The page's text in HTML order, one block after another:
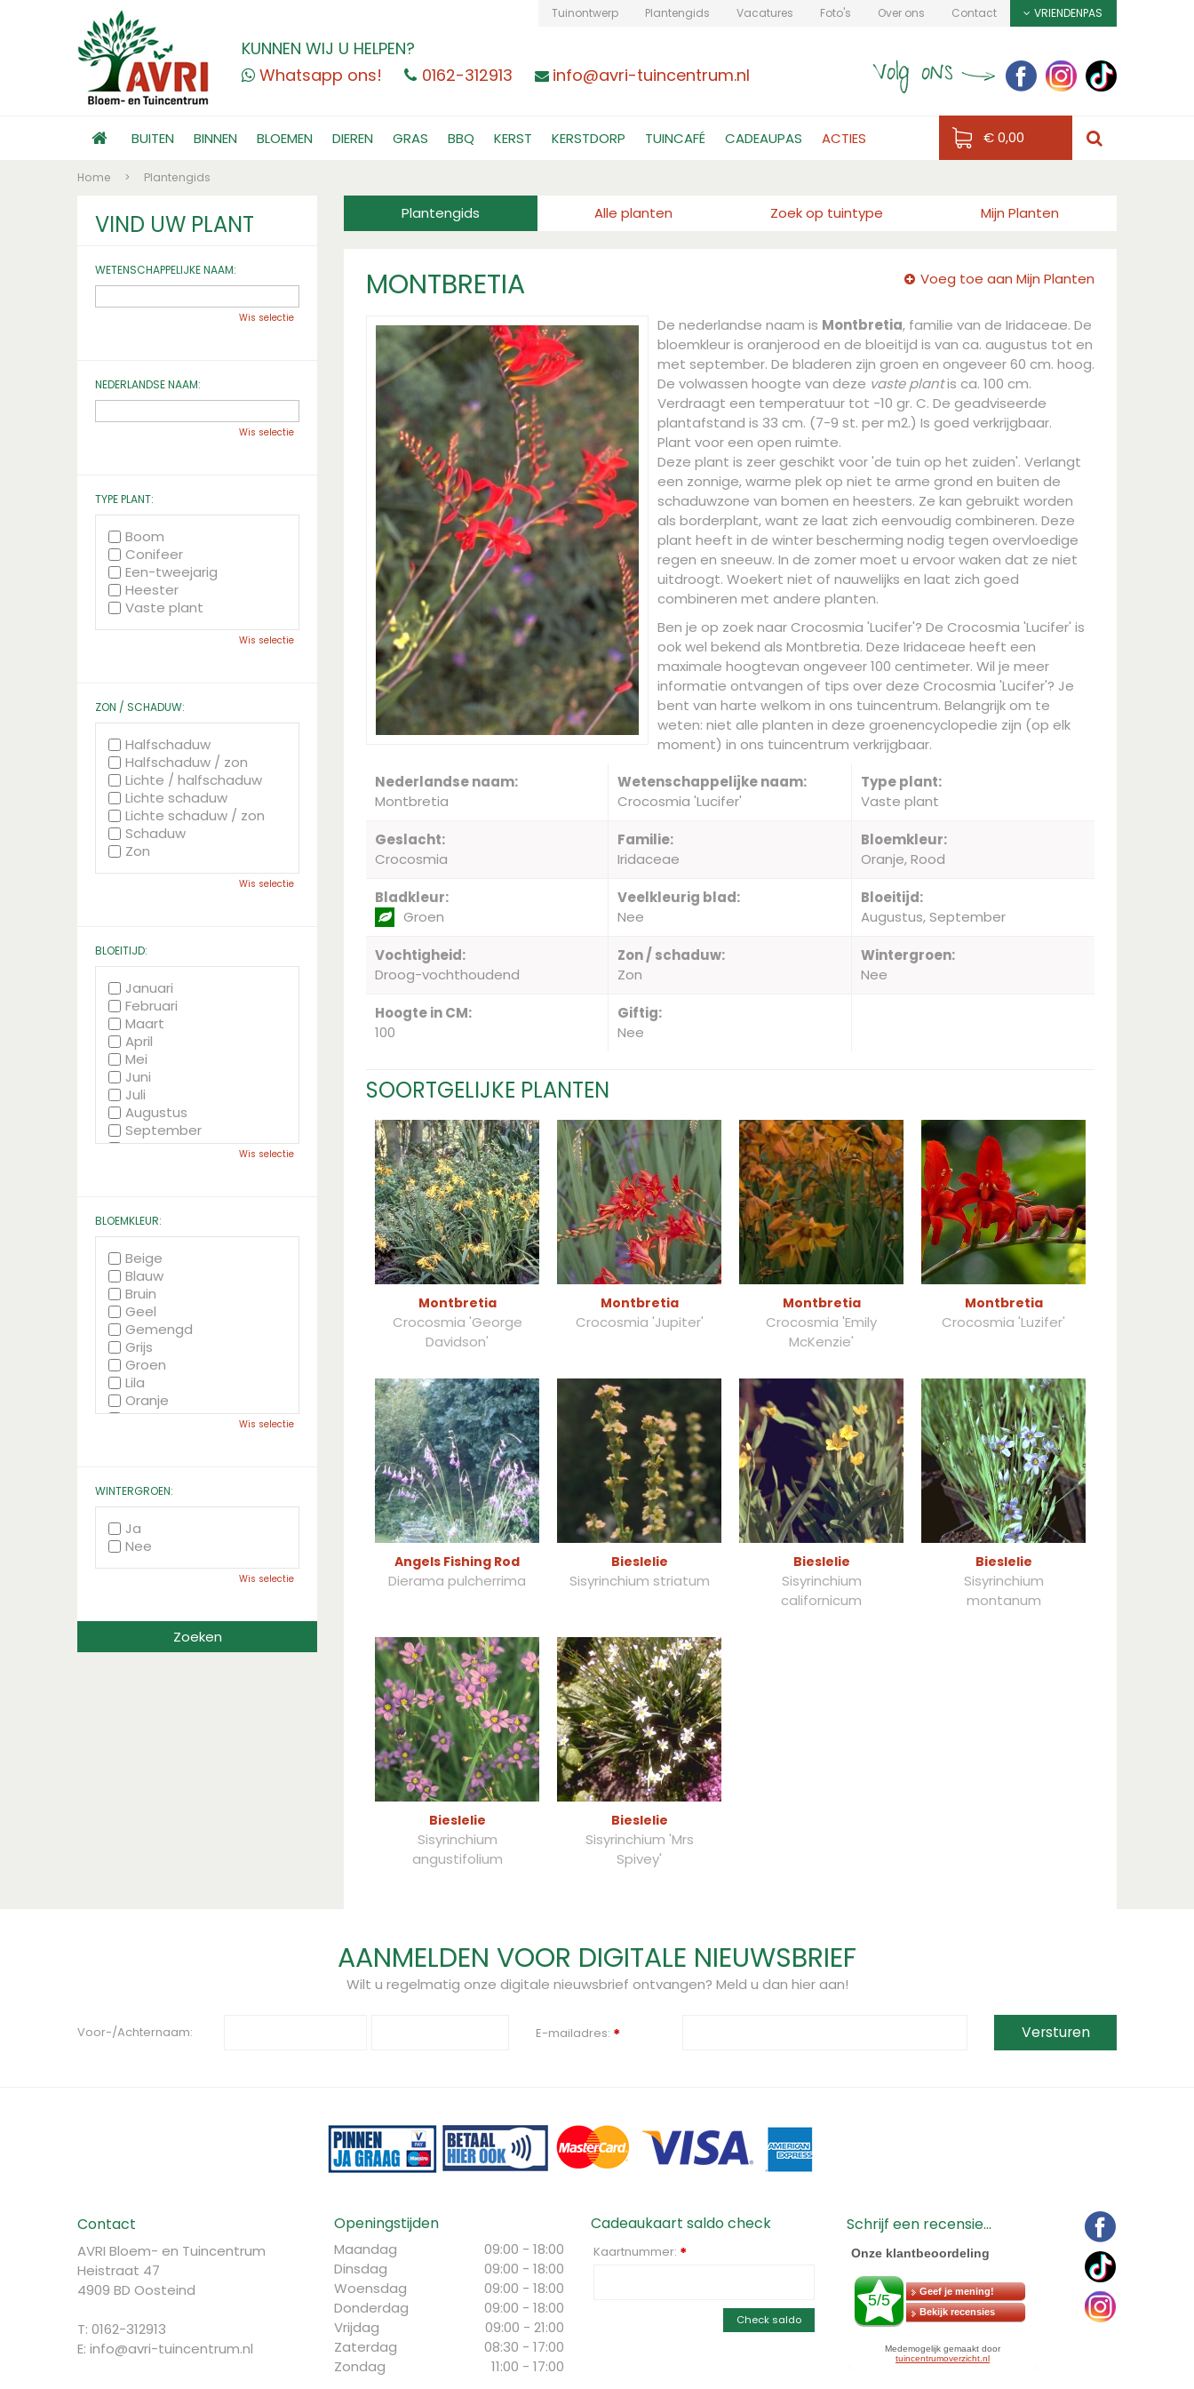
Home > Plantengids
KUNNEN WIJ U HELPEN?
Whatsapp ons!
0162-312913 info@avri-tuincentrum.nl
Tuinontwerp Plantengids Vacatures Foto's Over ons Contact VRIENDENPAS
BUITEN BINNEN BLOEMEN DIEREN GRAS BBQ KERST KERSTDORP TUINCAFÉ CADEAUPAS ACTIES € 0,00
Plantengids Alle planten Zoek op tuintype Mijn Planten
MONTBRETIA Voeg toe aan Mijn Planten
De nederlandse naam is Montbretia, familie van de Iridaceae. De
bloemkleur is oranjerood en de bloeitijd is van ca. augustus tot en
met september. De bladeren zijn groen en ongeveer 60 cm. hoog.
De volwassen hoogte van deze vaste plantis ca. 100 cm.
Verdraagt een temperatuur tot -10 gr. C. De geadviseerde
plantafstand is 33 cm. (7-9 st. per m2.) Is goed verkrijgbaar.
Plant voor een open ruimte.
Deze plant is zeer geschikt voor 'de tuin op het zuiden'. Verlangt
een zonnige, warme plek op niet te arme grond en buiten de
schaduwzone van bomen en heesters. Ze kan gebruikt worden
als borderplant, want ze laat zich eenvoudig combineren. Deze
plant heeft in de winter bescherming nodig tegen overvloedige
regen en sneeuw. In de zomer moet u ervoor waken dat ze niet
uitdroogt. Woekert niet of nauwelijks en laat zich goed
combineren met andere planten.
Ben je op zoek naar Crocosmia 'Lucifer'? De Crocosmia 'Lucifer' is
ook wel bekend als Montbretia. Deze Iridaceae heeft een
maximale hoogtevan ongeveer 100 centimeter. Wil je meer
informatie ontvangen of tips over deze Crocosmia 'Lucifer'? Je
bent van harte welkom in ons tuincentrum. Belangrijk om te
weten: niet alle planten in deze groenencyclopedie zijn (op elk
moment) in ons tuincentrum verkrijgbaar.
Nederlandse naam:
Montbretia
Wetenschappelijke naam:
Crocosmia 'Lucifer'
Type plant:
Vaste plant
Geslacht:
Crocosmia
Familie:
Iridaceae
Bloemkleur:
Oranje, Rood
Bladkleur:
Groen
Veelkleurig blad:
Nee
Bloeitijd:
Augustus, September
Vochtigheid:
Droog-vochthoudend
Zon / schaduw:
Zon
Wintergroen:
Nee
Hoogte in CM:
100
Giftig:
Nee
SOORTGELIJKE PLANTEN
Montbretia
Crocosmia 'George
Davidson'
Montbretia
Crocosmia 'Jupiter'
Montbretia
Crocosmia 'Emily
McKenzie'
Montbretia
Crocosmia 'Luzifer'
Angels Fishing Rod
Dierama pulcherrima
Bieslelie
Sisyrinchium striatum
Bieslelie
Sisyrinchium
californicum
Bieslelie
Sisyrinchium
montanum
Bieslelie
Sisyrinchium
angustifolium
Bieslelie
Sisyrinchium 'Mrs
Spivey'
VIND UW PLANT
WETENSCHAPPELIJKE NAAM:
Wis selectie
NEDERLANDSE NAAM:
Wis selectie
TYPE PLANT:
Boom
Conifeer
Een-tweejarig
Heester
Vaste plant
Wis selectie
ZON / SCHADUW:
Halfschaduw
Halfschaduw / zon
Lichte / halfschaduw
Lichte schaduw
Lichte schaduw / zon
Schaduw
Zon
Wis selectie
BLOEITIJD:
Januari
Februari
Maart
April
Mei
Juni
Juli
Augustus
September
Oktober
Wis selectie
BLOEMKLEUR:
Beige
Blauw
Bruin
Geel
Gemengd
Grijs
Groen
Lila
Oranje
Paars
Zwart
Wis selectie
WINTERGROEN:
Ja
Nee
Wis selectie
AANMELDEN VOOR DIGITALE NIEUWSBRIEF
Wilt u regelmatig onze digitale nieuwsbrief ontvangen? Meld u dan hier aan!
Voor-/Achternaam: E-mailadres: *
Contact
AVRI Bloem- en Tuincentrum
Heistraat 47
4909 BD Oosteind
T: 0162-312913
E: info@avri-tuincentrum.nl
Openingstijden
Maandag
09:00 - 18:00
Dinsdag
09:00 - 18:00
Woensdag
09:00 - 18:00
Donderdag
09:00 - 18:00
Vrijdag
09:00 - 21:00
Zaterdag
08:30 - 17:00
Zondag
11:00 - 17:00
Cadeaukaart saldo check
Kaartnummer: *
Check saldo
Schrijf een recensie...